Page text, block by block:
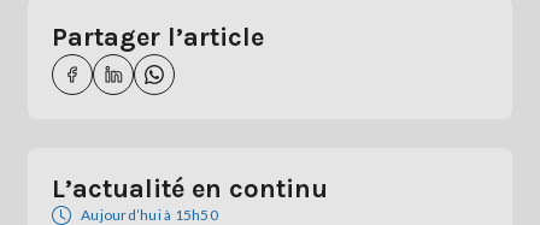
Partager l’article
L’actualité en continu
Aujourd’hui à 15h50